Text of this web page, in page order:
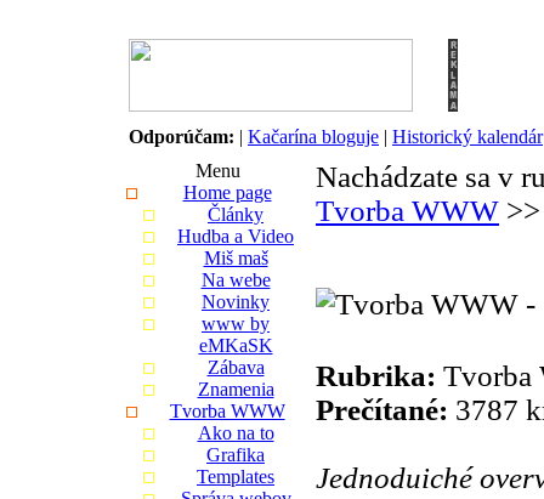
Odporúčam: | Kačarína bloguje | Historický kalendár
Menu
Home page
Články
Hudba a Video
Miš maš
Na webe
Novinky
www by
eMKaSK
Zábava
Znamenia
Tvorba WWW
Ako na to
Grafika
Templates
Nachádzate sa v
Tvorba WWW
Rubrika: Tvorba
Prečítané: 3787
Jednoduiché